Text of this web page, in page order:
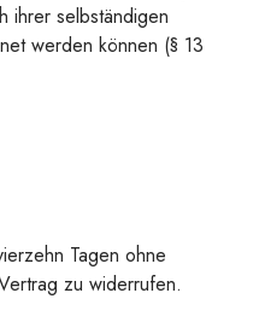
ihrer selbständigen
werden können (§ 13
Tagen ohne
zu widerrufen.